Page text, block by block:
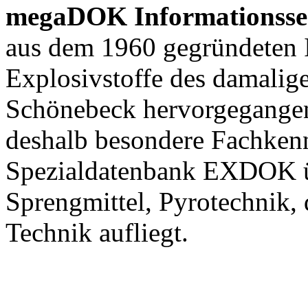
megaDOK
aus dem 1960
Explosivstoffe des
Schönebeck
deshalb besondere
Spezialdatenbank EXDOK
Sprengmittel,
Technik aufliegt.